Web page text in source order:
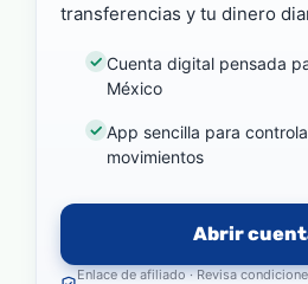
transferencias y tu dinero
Cuenta digital pensada
México
App sencilla para
movimientos
Abrir
Enlace de afiliado · Revisa